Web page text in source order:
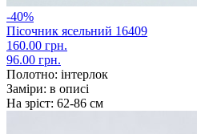
-40%
Пісочник ясельний 16409
160.00 грн.
96.00 грн.
Полотно: інтерлок
Заміри: в описі
На зріст: 62-86 см